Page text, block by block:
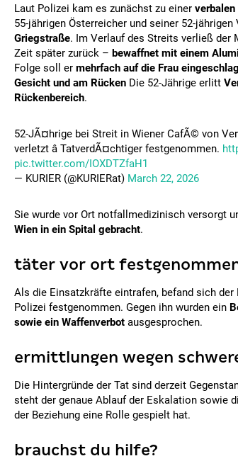
Laut Polizei kam es zunächst zu einer
55-jährigen Österreicher und seiner 52-
Griegstraße. Im Verlauf des Streits verließ der
Zeit später zurück – bewaffnet mit einem
Folge soll er mehrfach auf die Frau
Gesicht und am Rücken Die 52-Jährige erlitt
Rückenbereich.
52-JÃ¤hrige bei Streit in Wiener CafÃ© von
verletzt â TatverdÃ¤chtiger festgenommen.
pic.twitter.com/IOXDTZfaH1
— KURIER (@KURIERat) March 22, 2026
Sie wurde vor Ort notfallmedizinisch versorgt
Wien in ein Spital gebracht.
täter vor ort
Als die Einsatzkräfte eintrafen, befand sich
Polizei festgenommen. Gegen ihn wurden ein
sowie ein Waffenverbot ausgesprochen.
ermittlungen wegen
Die Hintergründe der Tat sind derzeit
steht der genaue Ablauf der Eskalation sowie
der Beziehung eine Rolle gespielt hat.
brauchst du hilfe?